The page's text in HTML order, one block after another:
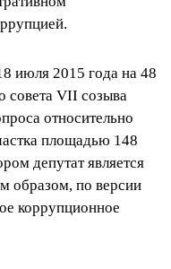
июля 2015 года на 48
совета VII созыва
относительно
площадью 148
депутат является
образом, по версии
коррупционное